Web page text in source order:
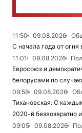
11:50 09.08.2026
С начала года от
11:01
09.08.2026
Евросоюз и
белорусами по
09:58
09.08.2026
Тихановская: С
2020-й безвозвратно
09:05
09.08.2026